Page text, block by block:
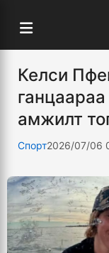
Келси
амжилт
Спорт2026/07/06